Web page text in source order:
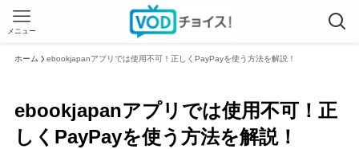
メニュー
ホーム ebookjapanアプリでは使用不可！正しくPayPayを使う方法を解説！
ebookjapanアプリでは使用不可！正
しくPayPayを使う方法を解説！